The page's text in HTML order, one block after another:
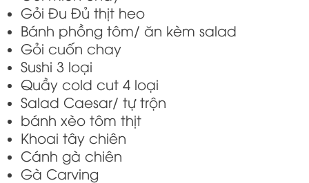
Gỏi Đu Đủ thịt heo
Bánh phồng tôm/ ăn kèm salad
Gỏi cuốn chay
Sushi 3 loại
Quầy cold cut 4 loại
Salad Caesar/ tự trộn
bánh xèo tôm thịt
Khoai tây chiên
Cánh gà chiên
Gà Carving